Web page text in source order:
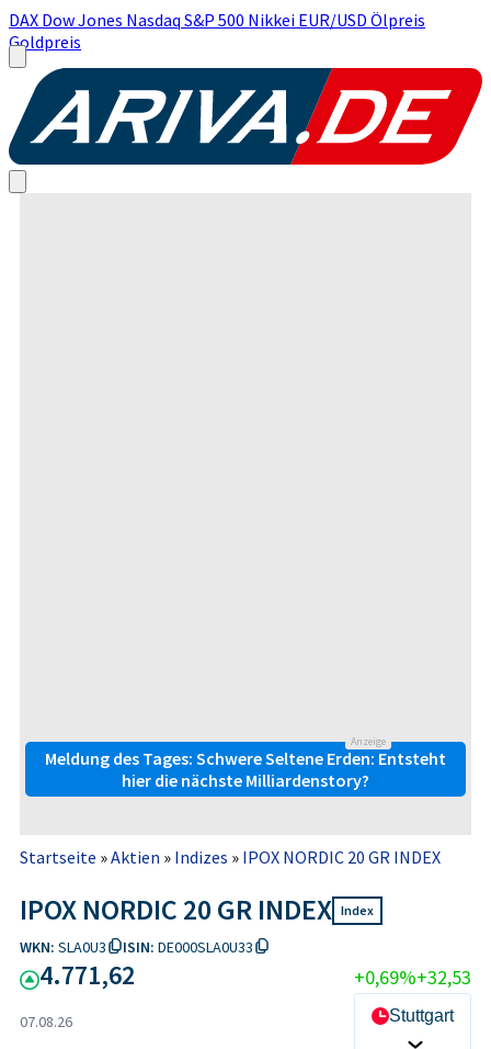
DAX Dow Jones Nasdaq S&P 500 Nikkei EUR/USD Ölpreis
Goldpreis
Anzeige
Meldung des Tages: Schwere Seltene Erden: Entsteht
hier die nächste Milliardenstory?
Startseite »Aktien » Indizes » IPOX NORDIC 20 GR INDEX
IPOX NORDIC 20 GR INDEX Index
WKN: SLA0U3 ISIN: DE000SLA0U33
4.771,62 +0,69%+32,53
07.08.26 Stuttgart